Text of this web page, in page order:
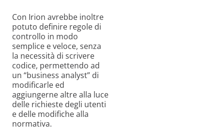
Con Irion avrebbe inoltre
potuto definire regole di
controllo in modo
semplice e veloce, senza
la necessità di scrivere
codice, permettendo ad
un “business analyst” di
modificarle ed
aggiungerne altre alla luce
delle richieste degli utenti
e delle modifiche alla
normativa.